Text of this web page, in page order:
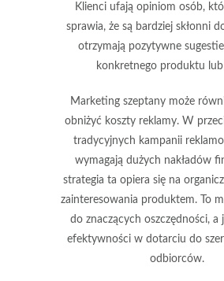
Klienci ufają opiniom osób,
sprawia, że są bardziej skłonni
otrzymają pozytywne
konkretnego produktu lub
Marketing szeptany może
obniżyć koszty reklamy. W
tradycyjnych kampanii
wymagają dużych nakładów
strategia ta opiera się na
zainteresowania produktem. To
do znaczących oszczędności, a
efektywności w dotarciu do
odbiorców.